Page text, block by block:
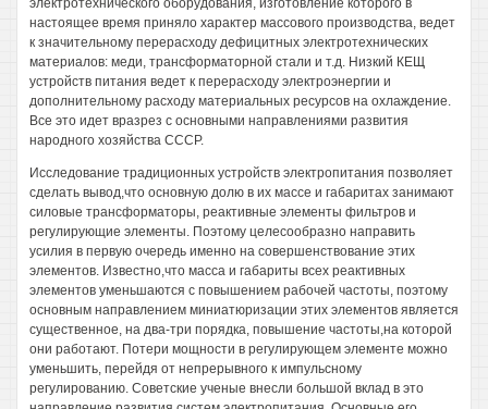
электротехнического оборудования, изготовление которого в
настоящее время приняло характер массового производства, ведет
к значительному перерасходу дефицитных электротехнических
материалов: меди, трансформаторной стали и т.д. Низкий КЕЩ
устройств питания ведет к перерасходу электроэнергии и
дополнительному расходу материальных ресурсов на охлаждение.
Все это идет вразрез с основными направлениями развития
народного хозяйства СССР.
Исследование традиционных устройств электропитания позволяет
сделать вывод,что основную долю в их массе и габаритах занимают
силовые трансформаторы, реактивные элементы фильтров и
регулирующие элементы. Поэтому целесообразно направить
усилия в первую очередь именно на совершенствование этих
элементов. Известно,что масса и габариты всех реактивных
элементов уменьшаются с повышением рабочей частоты, поэтому
основным направлением миниатюризации этих элементов является
существенное, на два-три порядка, повышение частоты,на которой
они работают. Потери мощности в регулирующем элементе можно
уменьшить, перейдя от непрерывного к импульсному
регулированию. Советские ученые внесли большой вклад в это